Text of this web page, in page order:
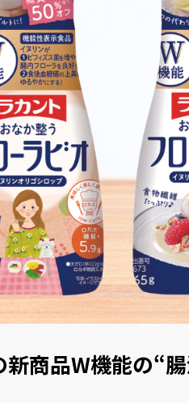
新商品W機能の“